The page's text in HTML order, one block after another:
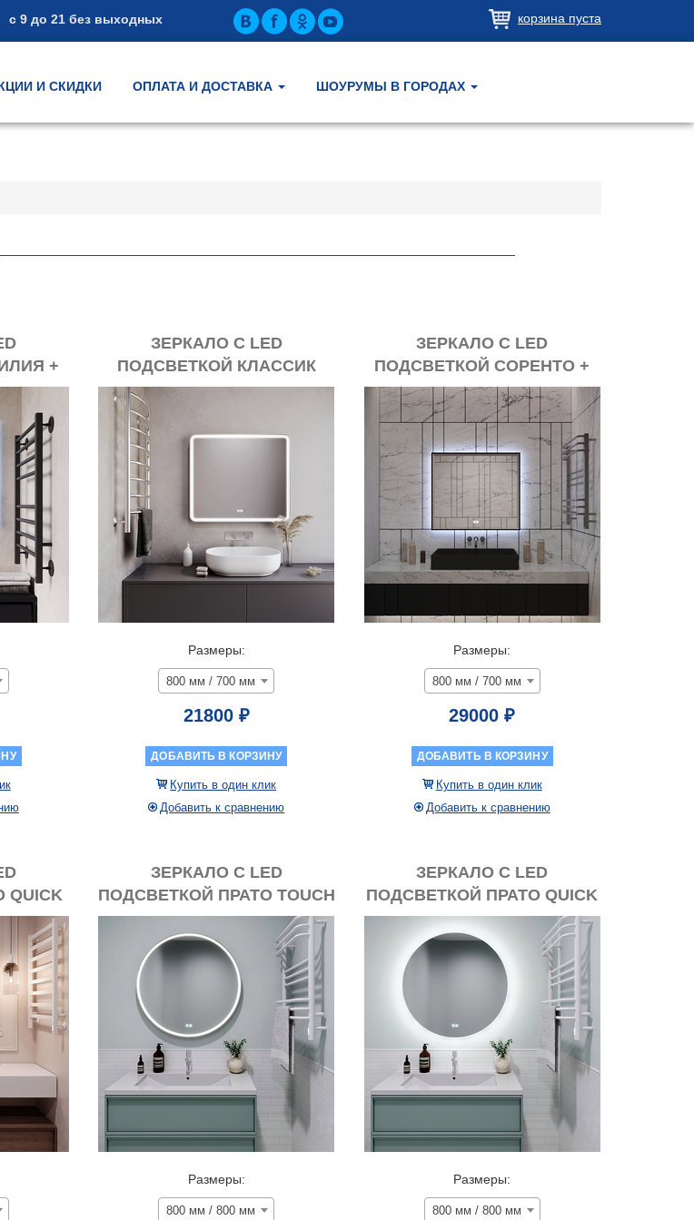
с 9 до 21 без выходных корзина пуста
И СКИДКИ ОПЛАТА И ДОСТАВКА ШОУРУМЫ В ГОРОДАХ
+
ЗЕРКАЛО С LED
ПОДСВЕТКОЙ КЛАССИК
QUICK TOUCH +
АНТИЗАПОТЕВАНИЕ
Размеры:
800 мм / 700 мм
21800 ₽
ДОБАВИТЬ В КОРЗИНУ
Купить в один клик
Добавить к сравнению
ЗЕРКАЛО С LED
ПОДСВЕТКОЙ СОРЕНТО +
АНТИЗАПОТЕВАНИЕ
Размеры:
800 мм / 700 мм
29000 ₽
ДОБАВИТЬ В КОРЗИНУ
Купить в один клик
Добавить к сравнению
ЗЕРКАЛО С LED
ПОДСВЕТКОЙ ПРАТО TOUCH
FRONT +
АНТИЗАПОТЕВАНИЕ
Размеры:
800 мм / 800 мм
ЗЕРКАЛО С LED
ПОДСВЕТКОЙ ПРАТО QUICK
TOUCH BACK +
АНТИЗАПОТЕВАНИЕ
Размеры:
800 мм / 800 мм